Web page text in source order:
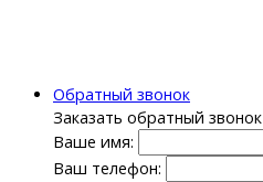
Обратный звонок
Заказать обратный звонок
Ваше имя:
Ваш телефон: